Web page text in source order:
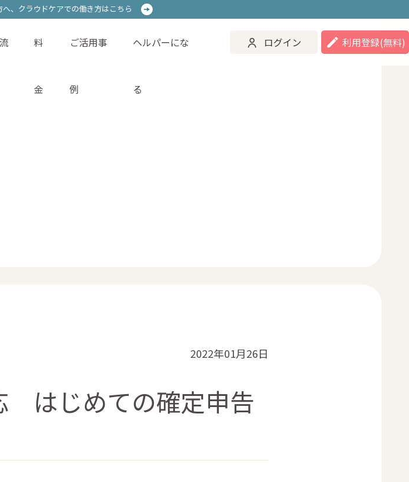
、 クラウドケアでの働き方はこちら
由 ご利用の流れ 料金 ご活用事例 ヘルパーになる ログイン 登録する
、 クラウドケアでの働き方はこちら
料
金
ご活用事
例
ヘルパーにな
る
ログイン 利用登録(無料)
2022年01月26日
はじめての確定申告